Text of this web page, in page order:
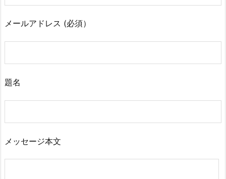
メールアドレス (必須）
題名
メッセージ本文